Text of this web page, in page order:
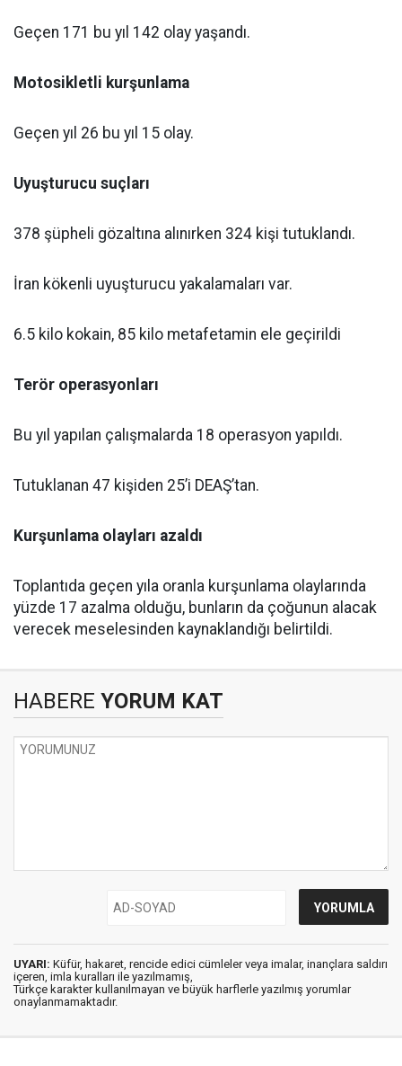
Geçen 171 bu yıl 142 olay yaşandı.
Motosikletli kurşunlama
Geçen yıl 26 bu yıl 15 olay.
Uyuşturucu suçları
378 şüpheli gözaltına alınırken 324 kişi tutuklandı.
İran kökenli uyuşturucu yakalamaları var.
6.5 kilo kokain, 85 kilo metafetamin ele geçirildi
Terör operasyonları
Bu yıl yapılan çalışmalarda 18 operasyon yapıldı.
Tutuklanan 47 kişiden 25’i DEAŞ’tan.
Kurşunlama olayları azaldı
Toplantıda geçen yıla oranla kurşunlama olaylarında
yüzde 17 azalma olduğu, bunların da çoğunun alacak
verecek meselesinden kaynaklandığı belirtildi.
HABERE YORUM KAT
UYARI: Küfür, hakaret, rencide edici cümleler veya imalar, inançlara saldırı
içeren, imla kuralları ile yazılmamış,
Türkçe karakter kullanılmayan ve büyük harflerle yazılmış yorumlar
onaylanmamaktadır.